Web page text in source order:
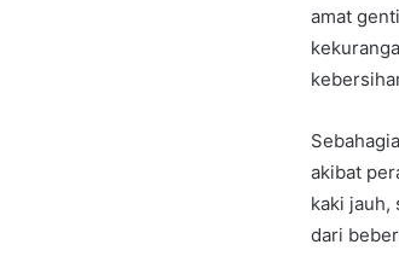
amat
akibat
kaki jauh,
dari